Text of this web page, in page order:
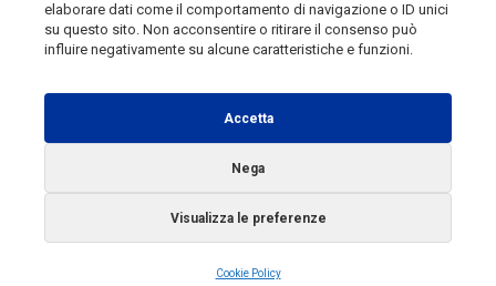
elaborare dati come il comportamento di navigazione o ID unici
su questo sito. Non acconsentire o ritirare il consenso può
influire negativamente su alcune caratteristiche e funzioni.
Accetta
Nega
Visualizza le preferenze
Cookie Policy
10/08/1982 - Direttore Responsabile:MANUELA
PETESCIA
Campobasso n. 224 del 4/5/1996 - Direttore Responsabile:
Radio Tele Molise s.r.l. - P.IVA 00213640709
Copyright 2025 Telemolise - Tutti i diritti riservati